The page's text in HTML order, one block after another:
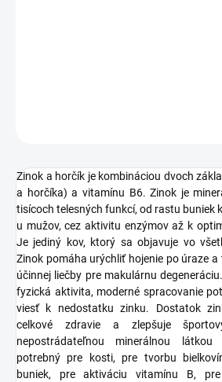
Zinok a horčík je kombináciou dvoch
a horčíka) a vitamínu B6. Zinok je
tisícoch telesných funkcí, od rastu buniek
u mužov, cez aktivitu enzýmov až k
Je jediný kov, ktorý sa objavuje vo
Zinok pomáha urýchliť hojenie po úraze
účinnej liečby pre makulárnu
fyzická aktivita, moderné spracovanie
viesť k nedostatku zinku. Dostatok
celkové zdravie a zlepšuje
nepostrádateľnou minerálnou
potrebný pre kosti, pre tvorbu
buniek, pre aktiváciu vitamínu B,